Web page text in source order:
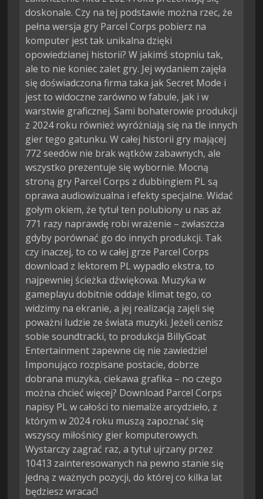
doskonale. Czy na tej podstawie można rzec, że
pełna wersja gry Parcel Corps pobierz na
komputer jest tak unikalna dzięki
opowiedzianej historii? W jakimś stopniu tak,
ale to nie koniec zalet gry. Jej wydaniem zajęła
się doświadczona firma taka jak Secret Mode i
jest to widoczne zarówno w fabule, jak i w
warstwie graficznej. Sami bohaterowie produkcji
z 2024 roku również wyróżniają się na tle innych
gier tego gatunku. W całej historii gry mającej
772 seedów nie brak wątków zabawnych, ale
wszystko prezentuje się wybornie. Mocną
stroną gry Parcel Corps z dubbingiem PL są
oprawa audiowizualna i efekty specjalne. Widać
gołym okiem, że tytuł ten polubiony u nas aż
771 razy naprawdę robi wrażenie – zwłaszcza
gdyby porównać go do innych produkcji. Tak
czy inaczej, to co w całej grze Parcel Corps
download z lektorem PL wypadło ekstra, to
najpewniej ścieżka dźwiękowa. Muzyka w
gameplayu dobitnie oddaje klimat tego, co
widzimy na ekranie, a jej realizacją zajęli się
poważni ludzie ze świata muzyki. Jeżeli cenisz
sobie soundtracki, to produkcja BillyGoat
Entertainment zapewne cię nie zawiedzie!
Imponująco rozpisane postacie, dobrze
dobrana muzyka, ciekawa grafika – no czego
można chcieć więcej? Download Parcel Corps
napisy PL w całości to niemalże arcydzieło, z
którym w 2024 roku muszą zapoznać się
wszyscy miłośnicy gier komputerowych.
Wystarczy zagrać raz, a tytuł ujrzany przez
10413 zainteresowanych na pewno stanie się
jedną z ważnych pozycji, do której co kilka lat
będziesz wracać!